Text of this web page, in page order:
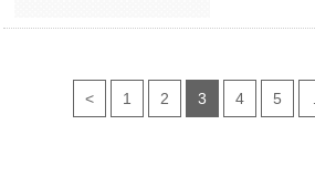
< 1 2 3 4 5